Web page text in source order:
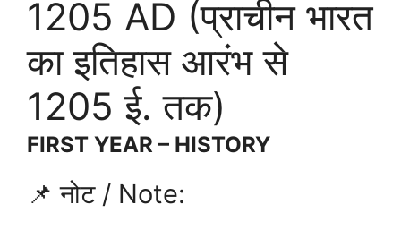
1205 AD (प्राचीन भारत
का इतिहास आरंभ से
1205 ई. तक)
FIRST YEAR – HISTORY
📌 नोट / Note: